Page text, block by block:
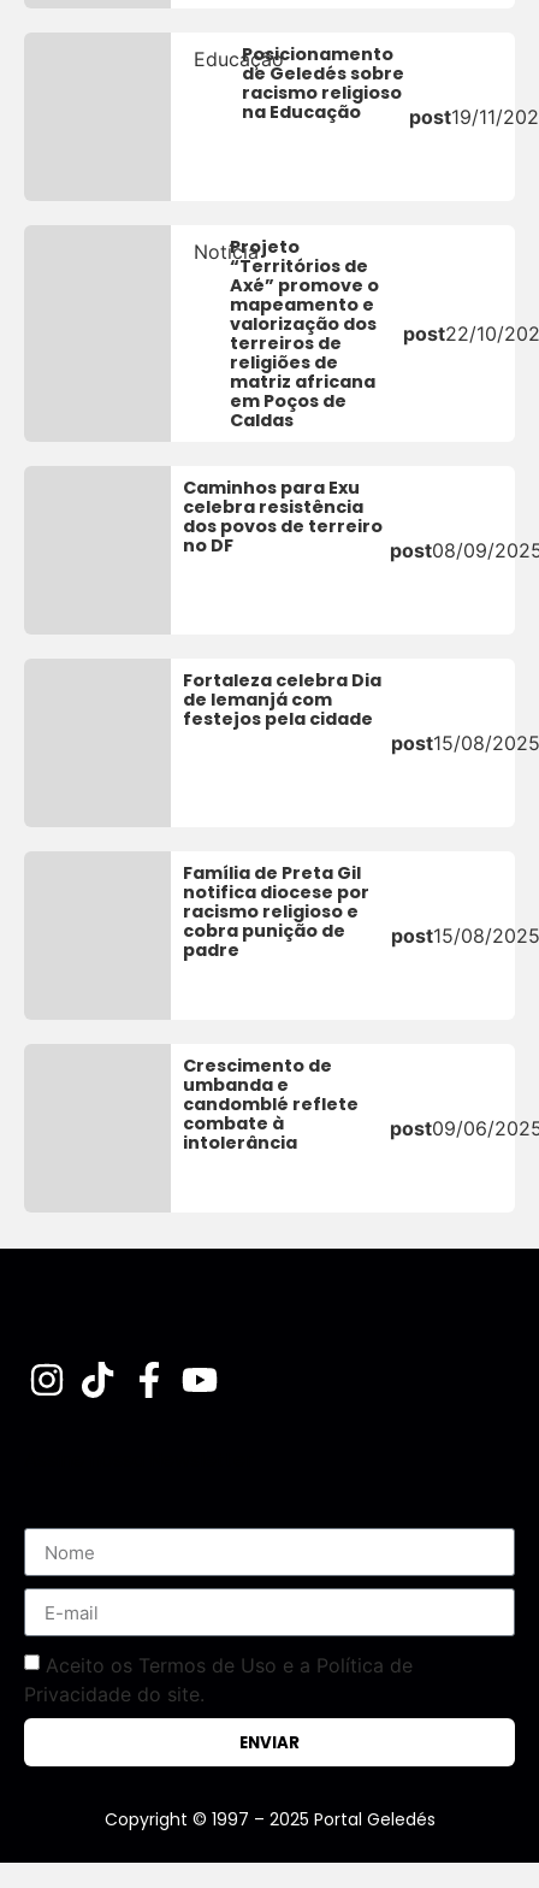
EducaçãoPosicionamento
de Geledés sobre
racismo religioso
na Educação
post19/11/
NotíciaProjeto
“Territórios de
Axé” promove o
mapeamento e
valorização dos
terreiros de
religiões de
matriz africana
em Poços de
Caldas
post22/10/
Caminhos para Exu
celebra resistência
dos povos de terreiro
no DF
post08/09/
Fortaleza celebra Dia
de Iemanjá com
festejos pela cidade
post15/08/
Família de Preta Gil
notifica diocese por
racismo religioso e
cobra punição de
padre
post15/08/
Crescimento de
umbanda e
candomblé reflete
combate à
intolerância
post09/06/
Aceito os Termos de Uso e a Política de
Privacidade do site.
ENVIAR
Copyright © 1997 – 2025 Portal Geledés